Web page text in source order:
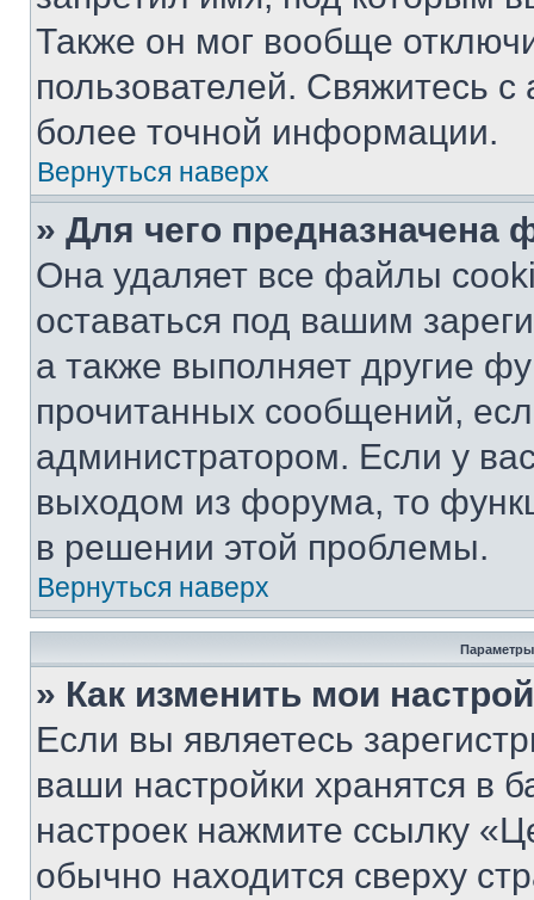
Также он мог вообще
пользователей. Свяжитесь
более точной информации.
Вернуться наверх
» Для чего предназначена
Она удаляет все файлы
оставаться под вашим
а также выполняет другие
прочитанных сообщений,
администратором. Если у
выходом из форума, то
в решении этой проблемы.
Вернуться наверх
Параметры
» Как изменить мои
Если вы являетесь
ваши настройки хранятся в
настроек нажмите ссылку
обычно находится сверху